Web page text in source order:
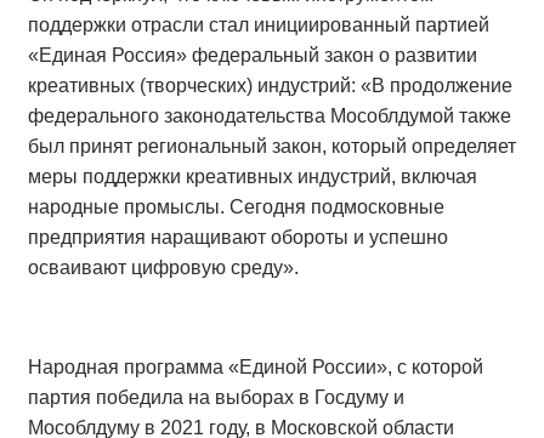
поддержки отрасли стал инициированный партией
«Единая Россия» федеральный закон о развитии
креативных (творческих) индустрий: «В продолжение
федерального законодательства Мособлдумой также
был принят региональный закон, который определяет
меры поддержки креативных индустрий, включая
народные промыслы. Сегодня подмосковные
предприятия наращивают обороты и успешно
осваивают цифровую среду».
Народная программа «Единой России», с которой
партия победила на выборах в Госдуму и
Мособлдуму в 2021 году, в Московской области